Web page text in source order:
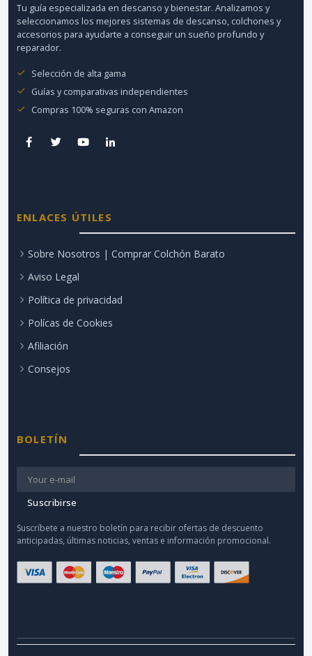
Tu guía especializada en descanso y bienestar. Analizamos y
seleccionamos los mejores sistemas de descanso, colchones y
accesorios para ayudarte a conseguir un sueño profundo y
reparador.
Selección de alta gama
Guías y comparativas independientes
Compras 100% seguras con Amazon
ENLACES ÚTILES
Sobre Nosotros | Comprar Colchón Barato
Aviso Legal
Política de privacidad
Polícas de Cookies
Afiliación
Consejos
BOLETÍN
Suscribirse
Suscríbete a nuestro boletín para recibir ofertas de descuento
anticipadas, últimas noticias, ventas e información promocional.